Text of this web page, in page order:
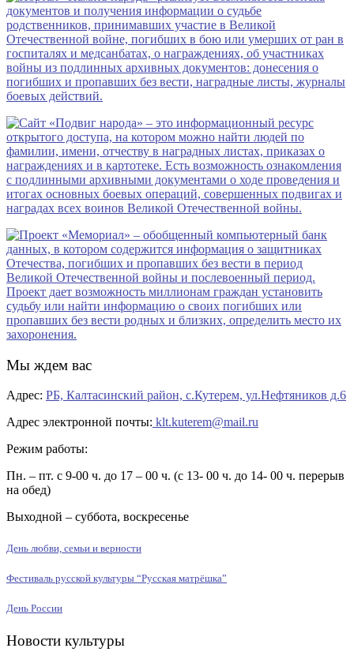
Мы ждем вас
Адрес: РБ, Калтасинский район, с.Кутерем, ул.Нефтяников д.6
Адрес электронной почты: klt.kuterem@mail.ru
Режим работы:
Пн. – пт. с 9-00 ч. до 17 – 00 ч. (с 13- 00 ч. до 14- 00 ч. перерыв
на обед)
Выходной – суббота, воскресенье
День любви, семьи и верности
Фестиваль русской культуры “Русская матрёшка”
День России
Новости культуры